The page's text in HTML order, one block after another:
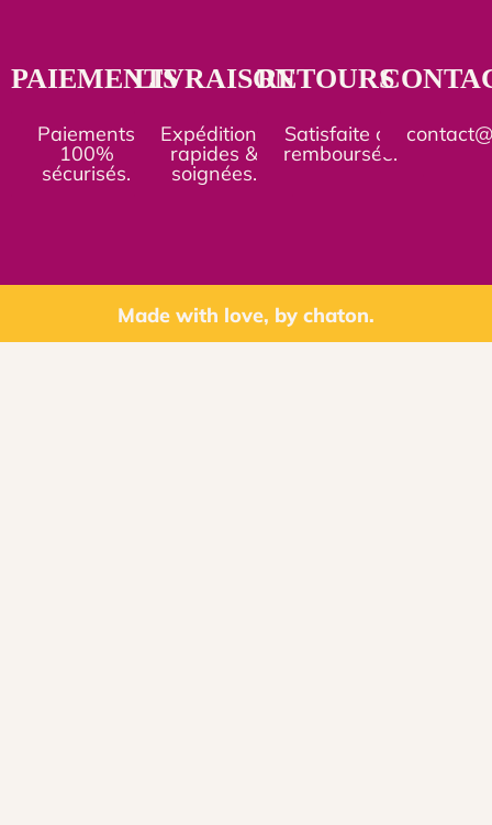
PAIEMENTS
Paiements
100%
sécurisés.
LIVRAISON
Expéditions
rapides &
soignées.
RETOURS
Satisfaite ou
remboursée.
Made with love, by chaton.